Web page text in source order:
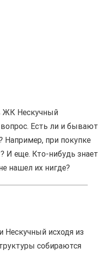
ЖК Нескучный
вопрос. Есть ли и бывают
Например, при покупке
И еще. Кто-нибудь знает
нашел их нигде?
Нескучный исходя из
собираются